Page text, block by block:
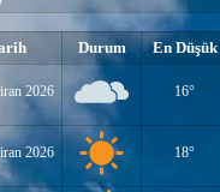
Durum En Düşük
2026 16°
2026 18°
YAZAR-ŞAİR MİRAÇ
Mavi Işık İnsanları